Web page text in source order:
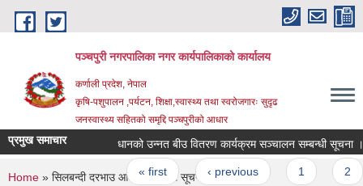
Skip to main content
पञ्चपुरी नगरपालिका नगर कार्यपालिकाको कार्यालय
कर्णाली प्रदेश, नेपाल
कृषि-पशुपालन ,पर्यटन, शिक्षा,स्वास्थ्य तथा स्वरोजगारः सुदृढ
जनस्वास्थ्य सहितको समृद्दि पञ्चपुरीको आधार
प्रमुख समाचार धानको उन्नत बीउ वितरण कार्यक्रम सञ्चालन सम्बन्धी सूचना ।
Pages
« first ‹ previous
Home » सिलबन्दी दरभाउ आब्हान सम्बन्धि सूचना ।